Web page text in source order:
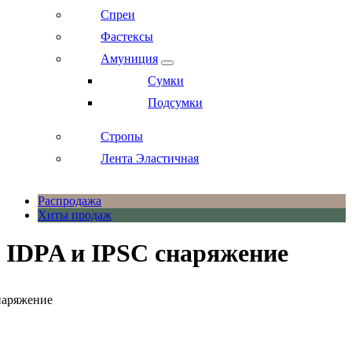
Спреи
Фастексы
Амуниция
Сумки
Подсумки
Стропы
Лента Эластичная
Распродажа
Хиты продаж
IDPA и IPSC снаряжение